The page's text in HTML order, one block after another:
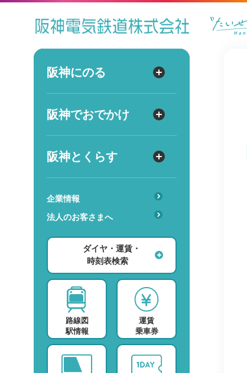
阪神にのる
阪神にのる
駅のサービス一覧
ダイヤ検索
運賃検索
時刻表検索
検索に関する注意事項
よくある質問・FAQ
阪神でおでかけ
阪神でおでかけ
ホテル・旅行
ショッピング・グルメ
阪神とくらす
阪神とくらす
交通
レンタル・駐輪場
スポーツ・スクール
プロバイダー
デイサービス
企業情報
法人のお客さまへ
路線図
駅情報
運賃
乗車券
ダイヤ・運賃・
時刻表検索
出発
到着
時
詳細設定